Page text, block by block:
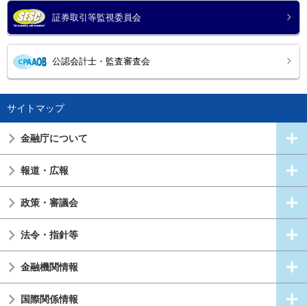
証券取引等監視委員会
公認会計士・監査審査会
サイトマップ
金融庁について
報道・広報
政策・審議会
法令・指針等
金融機関情報
国際関係情報